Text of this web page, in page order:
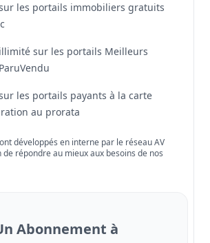
les portails immobiliers gratuits
sur les portails Meilleurs
les portails payants à la carte
au prorata
développés en interne par le réseau AV
de répondre au mieux aux besoins de nos
Abonnement à